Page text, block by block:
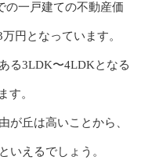
の一戸建ての不動産価
円となっています。
る3LDK〜4LDKとなる
す。
が丘は高いことから、
いえるでしょう。